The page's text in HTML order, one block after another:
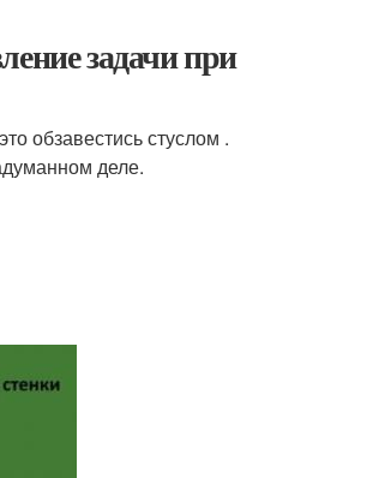
задачи при
обзавестись стуслом .
деле.